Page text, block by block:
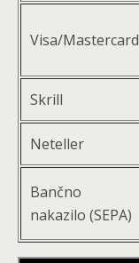
Visa/Mastercard
Skrill
Neteller
Bančno
nakazilo (SEPA)